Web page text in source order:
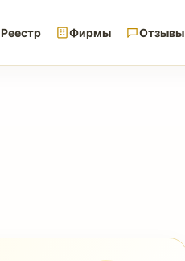
Реестр Фирмы Отзывы